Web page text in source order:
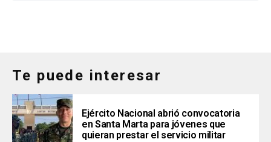
Te puede interesar
Ejército Nacional abrió convocatoria
en Santa Marta para jóvenes que
quieran prestar el servicio militar